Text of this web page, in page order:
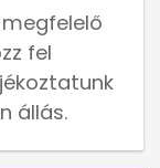
fel
állás.